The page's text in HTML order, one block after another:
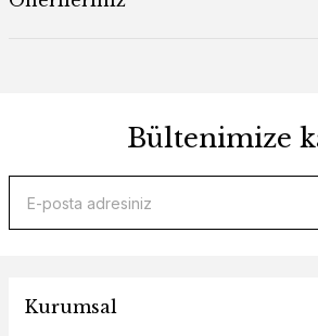
Bültenimize
Kurumsal